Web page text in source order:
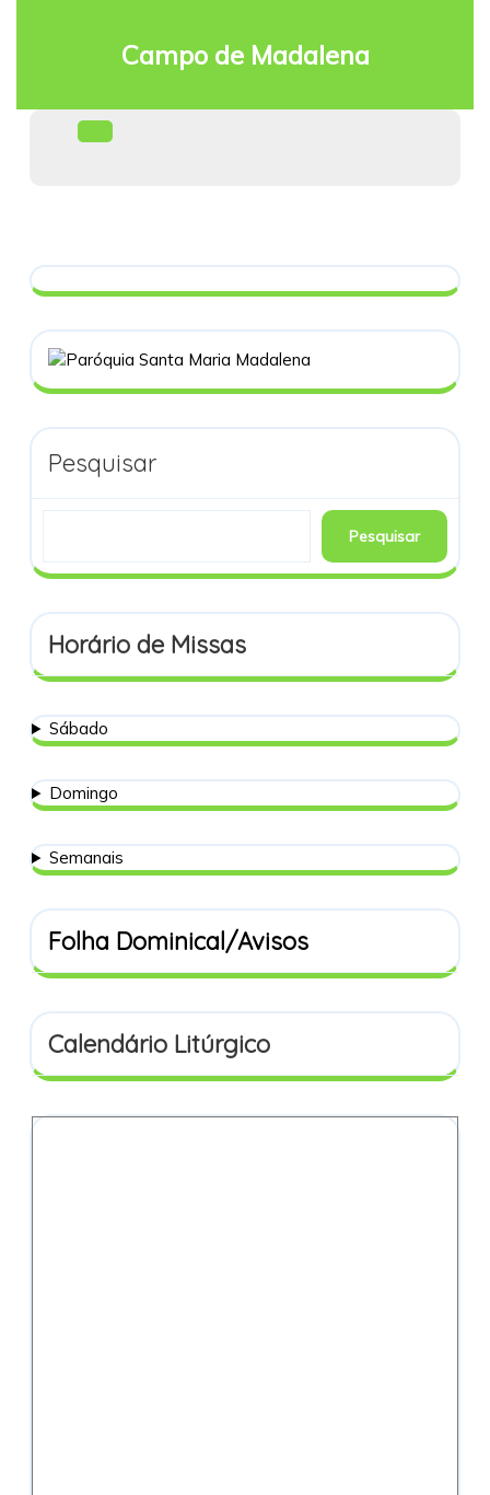
Campo de Madalena
Pesquisar
Pesquisar
Horário de Missas
Sábado
Domingo
Semanais
Folha Dominical/Avisos
Calendário Litúrgico